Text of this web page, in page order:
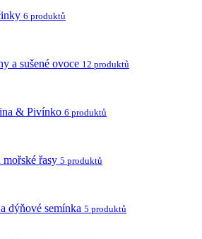
6 produktů
a sušené ovoce 12 produktů
& Pivínko 6 produktů
řasy 5 produktů
dýňové semínka 5 produktů